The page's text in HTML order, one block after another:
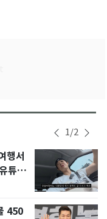
1/2
행서
튜브
450